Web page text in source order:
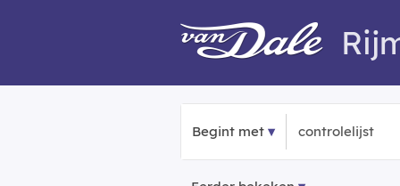
Begint met